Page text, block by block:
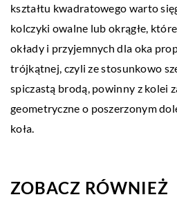
kształtu kwadratowego warto
kolczyki owalne lub okrągłe,
okłady i przyjemnych dla oka
trójkątnej, czyli ze stosunkowo
spiczastą brodą, powinny z kolei
geometryczne o poszerzonym
koła.
ZOBACZ RÓWNIEŻ